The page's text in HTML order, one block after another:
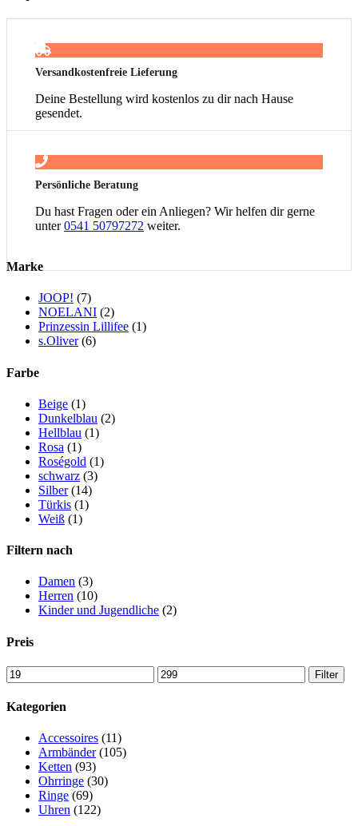
Versandkostenfreie Lieferung
Deine Bestellung wird kostenlos zu dir nach Hause
gesendet.
Persönliche Beratung
Du hast Fragen oder ein Anliegen? Wir helfen dir gerne
unter0541 50797272 weiter.
Marke
JOOP! (7)
NOELANI (2)
Prinzessin Lillifee (1)
s.Oliver (6)
Farbe
Beige (1)
Dunkelblau (2)
Hellblau (1)
Rosa (1)
Roségold (1)
schwarz (3)
Silber (14)
Türkis (1)
Weiß (1)
Filtern nach
Damen (3)
Herren (10)
Kinder und Jugendliche (2)
Preis
Filter
Kategorien
Accessoires (11)
Armbänder (105)
Ketten (93)
Ohrringe (30)
Ringe (69)
Uhren (122)